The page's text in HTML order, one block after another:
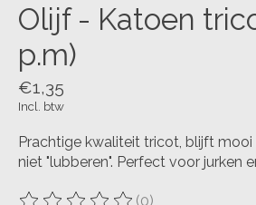
Olijf - Katoen
p.m)
€1,35
Incl. btw
Prachtige kwaliteit tricot, blijft mooi
niet "lubberen". Perfect voor jurken
(0)